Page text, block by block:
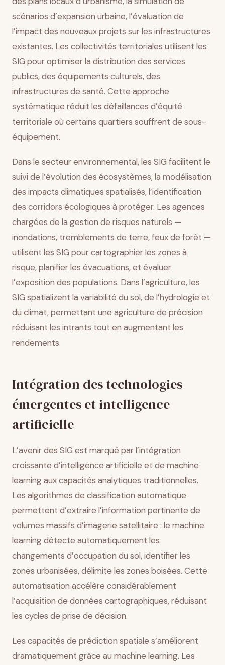
scénarios d’expansion urbaine, l’évaluation de
l’impact des nouveaux projets sur les infrastructures
existantes. Les collectivités territoriales utilisent les
SIG pour optimiser la distribution des services
publics, des équipements culturels, des
infrastructures de santé. Cette approche
systématique réduit les défaillances d’équité
territoriale où certains quartiers souffrent de sous-
équipement.
Dans le secteur environnemental, les SIG facilitent le
suivi de l’évolution des écosystèmes, la modélisation
des impacts climatiques spatialisés, l’identification
des corridors écologiques à protéger. Les agences
chargées de la gestion de risques naturels —
inondations, tremblements de terre, feux de forêt —
utilisent les SIG pour cartographier les zones à
risque, planifier les évacuations, et évaluer
l’exposition des populations. Dans l’agriculture, les
SIG spatializent la variabilité du sol, de l’hydrologie et
du climat, permettant une agriculture de précision
réduisant les intrants tout en augmentant les
rendements.
Intégration des technologies
émergentes et intelligence
artificielle
L’avenir des SIG est marqué par l’intégration
croissante d’intelligence artificielle et de machine
learning aux capacités analytiques traditionnelles.
Les algorithmes de classification automatique
permettent d’extraire l’information pertinente de
volumes massifs d’imagerie satellitaire : le machine
learning détecte automatiquement les
changements d’occupation du sol, identifier les
zones urbanisées, délimite les zones boisées. Cette
automatisation accélère considérablement
l’acquisition de données cartographiques, réduisant
les cycles de prise de décision.
Les capacités de prédiction spatiale s’améliorent
dramatiquement grâce au machine learning. Les